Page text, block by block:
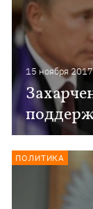
15 ноября 2017
ПОЛИТИКА